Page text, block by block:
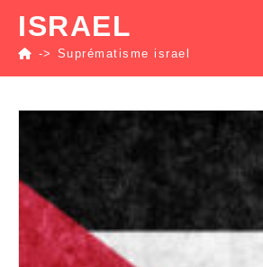
ISRAEL
-> Suprématisme israel